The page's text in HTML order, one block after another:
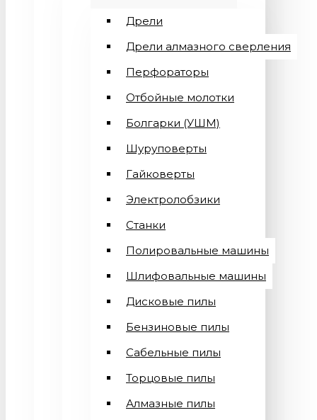
Дрели
Дрели алмазного сверления
Перфораторы
Отбойные молотки
Болгарки (УШМ)
Шуруповерты
Гайковерты
Электролобзики
Станки
Полировальные машины
Шлифовальные машины
Дисковые пилы
Бензиновые пилы
Сабельные пилы
Торцовые пилы
Алмазные пилы